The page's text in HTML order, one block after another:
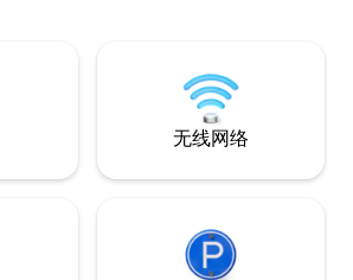
92EA）
间」
无线网络